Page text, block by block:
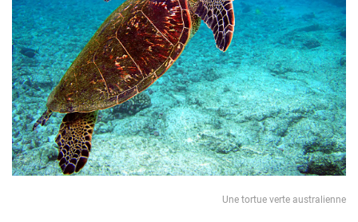
Une tortue verte australienne